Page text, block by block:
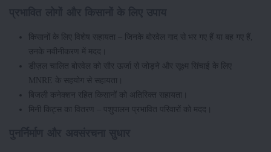
किसानों के लिए विशेष सहायता – जिनके बोरवेल गाद से भर गए हैं या बह गए हैं,
उनके नवीनीकरण में मदद।
डीज़ल चालित बोरवेल को सौर ऊर्जा से जोड़ने और सूक्ष्म सिंचाई के लिए
MNRE के सहयोग से सहायता।
बिजली कनेक्शन रहित किसानों को अतिरिक्त सहायता।
मिनी किट्स का वितरण – पशुपालन प्रभावित परिवारों को मदद।